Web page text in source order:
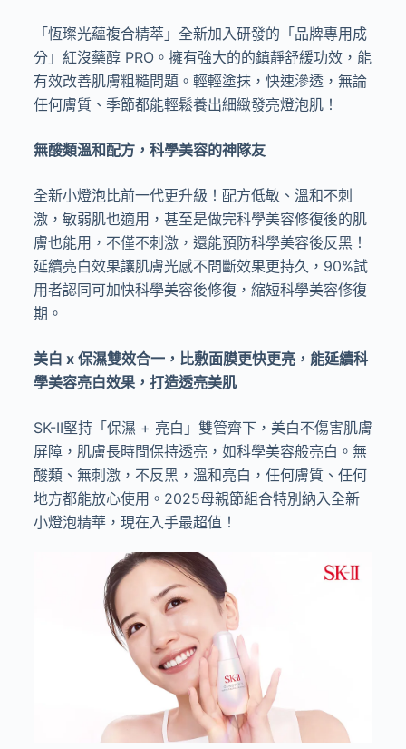
「恆璨光蘊複合精萃」全新加入研發的「品牌專用成
分」紅沒藥醇PRO。擁有強大的的鎮靜舒緩功效，能
有效改善肌膚粗糙問題。輕輕塗抹，快速滲透，無論
任何膚質、季節都能輕鬆養出細緻發亮燈泡肌！
無酸類溫和配方，科學美容的神隊友
全新小燈泡比前一代更升級！配方低敏、溫和不刺
激，敏弱肌也適用，甚至是做完科學美容修復後的肌
膚也能用，不僅不刺激，還能預防科學美容後反黑！
延續亮白效果讓肌膚光感不間斷效果更持久， 90%試
用者認同可加快科學美容後修復，縮短科學美容修復
期。
美白 x 保濕雙效合一，比敷面膜更快更亮，能延續科
學美容亮白效果，打造透亮美肌
SK-II堅持「保濕 + 亮白」雙管齊下，美白不傷害肌膚
屏障，肌膚長時間保持透亮，如科學美容般亮白。無
酸類、無刺激，不反黑，溫和亮白，任何膚質、任何
地方都能放心使用。 2025母親節組合特別納入全新
小燈泡精華，現在入手最超值！